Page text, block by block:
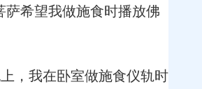
萨希望我做施食时播放佛
，我在卧室做施食仪轨时